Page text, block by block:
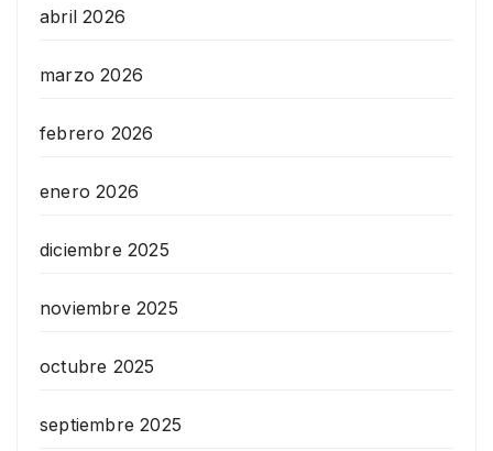
abril 2026
marzo 2026
febrero 2026
enero 2026
diciembre 2025
noviembre 2025
octubre 2025
septiembre 2025